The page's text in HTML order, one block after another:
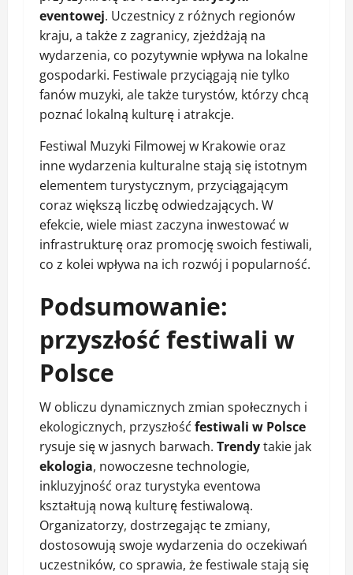
eventowej. Uczestnicy z różnych regionów
kraju, a także z zagranicy, zjeżdżają na
wydarzenia, co pozytywnie wpływa na lokalne
gospodarki. Festiwale przyciągają nie tylko
fanów muzyki, ale także turystów, którzy chcą
poznać lokalną kulturę i atrakcje.
Festiwal Muzyki Filmowej w Krakowie oraz
inne wydarzenia kulturalne stają się istotnym
elementem turystycznym, przyciągającym
coraz większą liczbę odwiedzających. W
efekcie, wiele miast zaczyna inwestować w
infrastrukturę oraz promocję swoich festiwali,
co z kolei wpływa na ich rozwój i popularność.
Podsumowanie:
przyszłość festiwali w
Polsce
W obliczu dynamicznych zmian społecznych i
ekologicznych, przyszłość festiwali w Polsce
rysuje się w jasnych barwach. Trendytakie jak
ekologia, nowoczesne technologie,
inkluzyjność oraz turystyka eventowa
kształtują nową kulturę festiwalową.
Organizatorzy, dostrzegając te zmiany,
dostosowują swoje wydarzenia do oczekiwań
uczestników, co sprawia, że festiwale stają się